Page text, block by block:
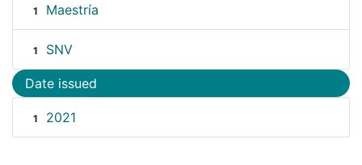
1 Maestría
1 SNV
Date issued
1 2021